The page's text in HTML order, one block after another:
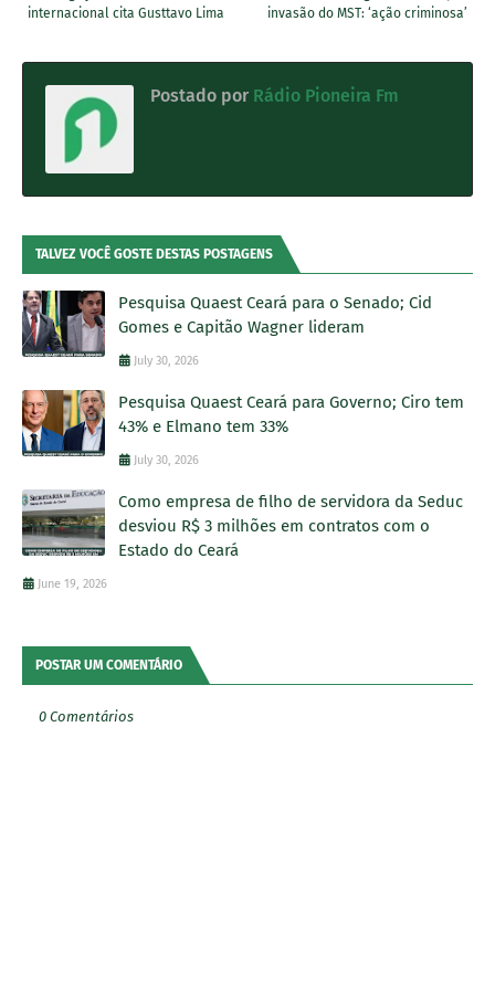
invasão do MST: ‘ação criminosa’
internacional cita Gusttavo Lima
Postado por Rádio Pioneira Fm
TALVEZ VOCÊ GOSTE DESTAS POSTAGENS
Pesquisa Quaest Ceará para o Senado; Cid
Gomes e Capitão Wagner lideram
July 30, 2026
Pesquisa Quaest Ceará para Governo; Ciro tem
43% e Elmano tem 33%
July 30, 2026
Como empresa de filho de servidora da Seduc
desviou R$ 3 milhões em contratos com o
Estado do Ceará
June 19, 2026
POSTAR UM COMENTÁRIO
0 Comentários